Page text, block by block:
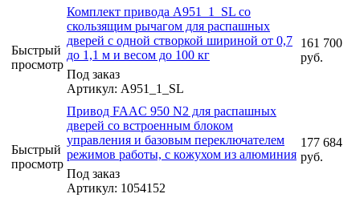
Быстрый
просмотр
Комплект привода А951_1_SL со
скользящим рычагом для раcпашных
дверей с одной створкой шириной от 0,7
до 1,1 м и весом до 100 кг
Под заказ
Артикул: А951_1_SL
161 700
руб.
Быстрый
просмотр
Привод FAAC 950 N2 для распашных
дверей со встроенным блоком
управления и базовым переключателем
режимов работы, с кожухом из алюминия
Под заказ
Артикул: 1054152
177 684
руб.